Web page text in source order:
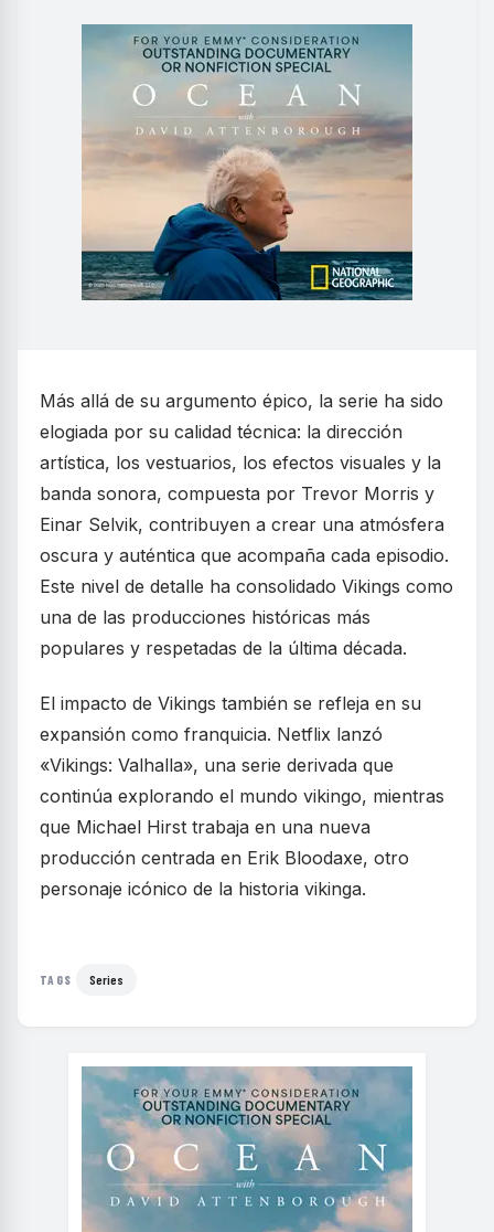
Más allá de su argumento épico, la serie ha sido
elogiada por su calidad técnica: la dirección
artística, los vestuarios, los efectos visuales y la
banda sonora, compuesta por Trevor Morris y
Einar Selvik, contribuyen a crear una atmósfera
oscura y auténtica que acompaña cada episodio.
Este nivel de detalle ha consolidado Vikings como
una de las producciones históricas más
populares y respetadas de la última década.
El impacto de Vikings también se refleja en su
expansión como franquicia. Netflix lanzó
«Vikings: Valhalla», una serie derivada que
continúa explorando el mundo vikingo, mientras
que Michael Hirst trabaja en una nueva
producción centrada en Erik Bloodaxe, otro
personaje icónico de la historia vikinga.
TAGS Series